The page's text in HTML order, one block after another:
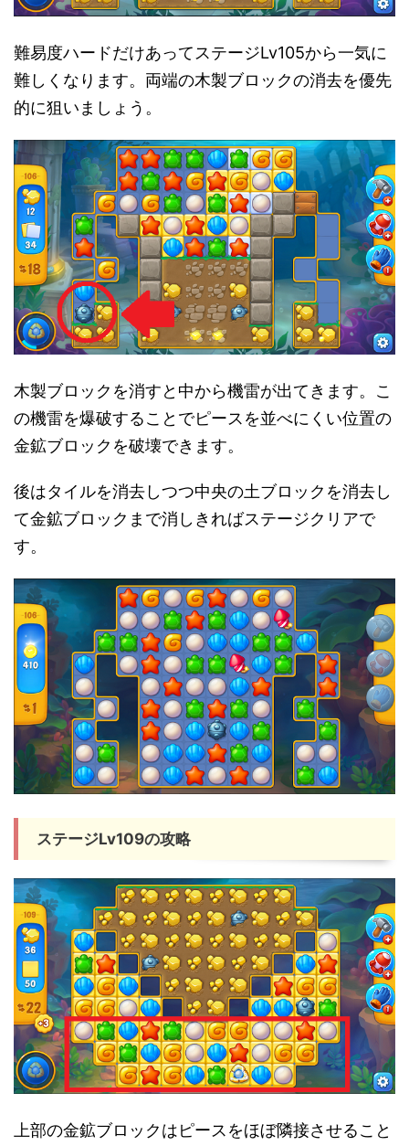
難易度ハードだけあってステージLv105から一気に
難しくなります。両端の木製ブロックの消去を優先
的に狙いましょう。
木製ブロックを消すと中から機雷が出てきます。こ
の機雷を爆破することでピースを並べにくい位置の
金鉱ブロックを破壊できます。
後はタイルを消去しつつ中央の土ブロックを消去し
て金鉱ブロックまで消しきればステージクリアで
す。
ステージLv109の攻略
上部の金鉱ブロックはピースをほぼ隣接させること